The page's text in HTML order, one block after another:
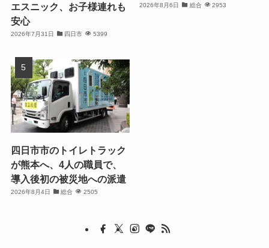
エスニック、お子様連れも
安心
2026年7月31日 四日市 5399
2026年8月6日 総合 2953
四日市市のトイレトラック
が熊本へ、4人の職員で、
導入後初の被災地への派遣
2026年8月4日 総合 2505